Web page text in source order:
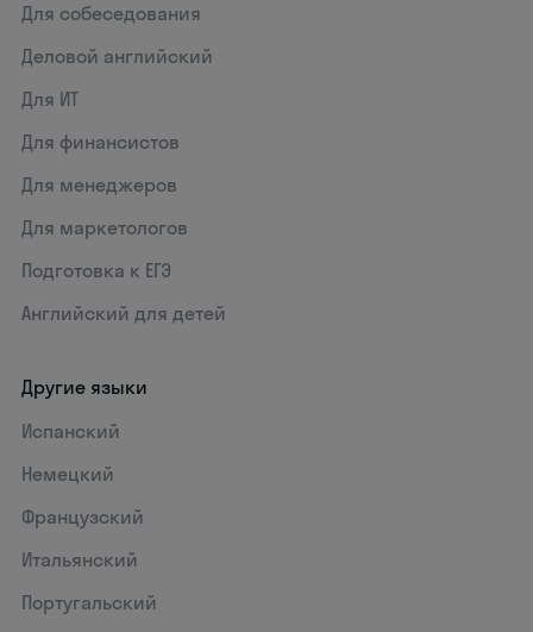
Для собеседования
Деловой английский
Для ИТ
Для финансистов
Для менеджеров
Для маркетологов
Подготовка к ЕГЭ
Английский для детей
Другие языки
Испанский
Немецкий
Французский
Итальянский
Португальский